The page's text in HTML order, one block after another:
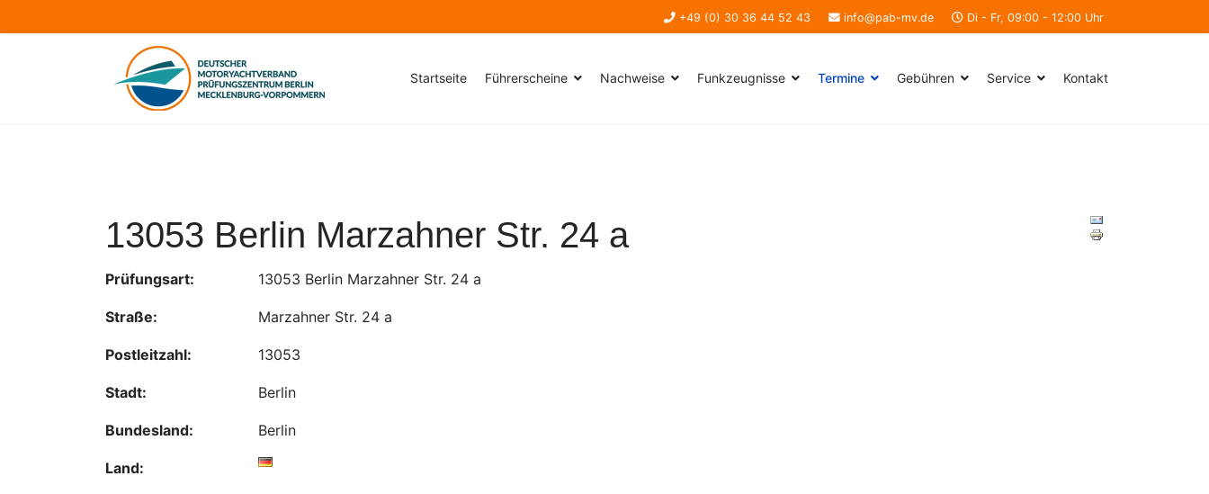
+49 (0) 30 36 44 52 43 info@pab-mv.de Di - Fr, 09:00 - 12:00 Uhr
Startseite Führerscheine Nachweise Funkzeugnisse Termine Gebühren Service Kontakt
13053 Berlin Marzahner Str. 24 a
Prüfungsart: 13053 Berlin Marzahner Str. 24 a
Straße: Marzahner Str. 24 a
Postleitzahl: 13053
Stadt: Berlin
Bundesland: Berlin
Land: